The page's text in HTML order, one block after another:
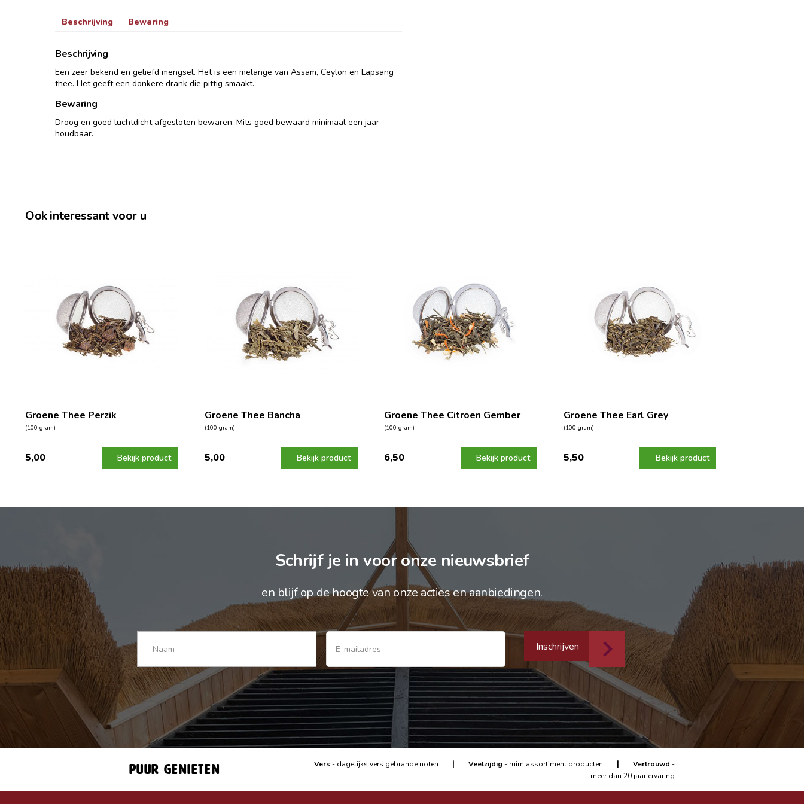
Beschrijving Bewaring
Beschrijving
Een zeer bekend en geliefd mengsel. Het is een melange van Assam, Ceylon en Lapsang
thee. Het geeft een donkere drank die pittig smaakt.
Bewaring
Droog en goed luchtdicht afgesloten bewaren. Mits goed bewaard minimaal een jaar
houdbaar.
Ook interessant voor u
Groene Thee Perzik
(100 gram)
5,00 Bekijk product
Groene Thee Bancha
(100 gram)
5,00 Bekijk product
Groene Thee Citroen Gember
(100 gram)
6,50 Bekijk product
Groene Thee Earl Grey
(100 gram)
5,50 Bekijk product
Schrijf je in voor onze nieuwsbrief
en blijf op de hoogte van onze acties en aanbiedingen.
Inschrijven
Puur genieten Vers - dagelijks vers gebrande noten | Veelzijdig - ruim assortiment producten | Vertrouwd -
meer dan 20 jaar ervaring